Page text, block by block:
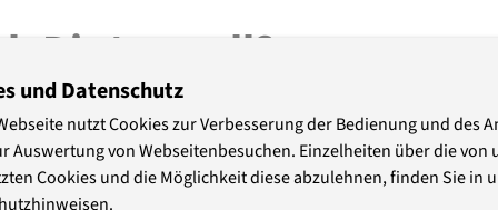
Wirtschaft und Nachhaltigkeit
Organisationsteam
Freundeskreis
Dir tun soll?
und Datenschutz
nutzt Cookies zur Verbesserung der Bedienung und des
Auswertung von Webseitenbesuchen. Einzelheiten über die von
Cookies und die Möglichkeit diese abzulehnen, finden Sie in